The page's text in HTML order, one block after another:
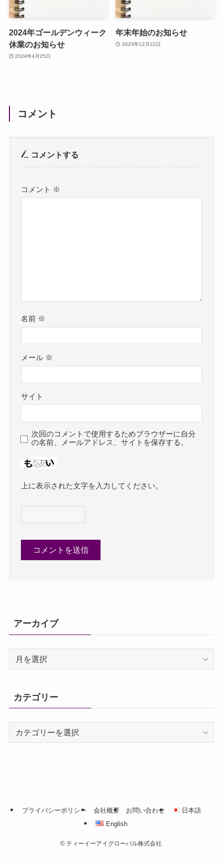
2024年ゴールデンウィーク
休業のお知らせ
2024年4月25日
年末年始のお知らせ
2023年12月22日
コメント
コメントする
コメント ※
名前 ※
メール ※
サイト
次回のコメントで使用するためブラウザーに自分
の名前、メールアドレス、サイトを保存する。
上に表示された文字を入力してください。
アーカイブ
ブ
カテゴリー
プライバシーポリシー 会社概要 お問い合わせ
日本語
English
©ティーイーアイグローバル株式会社.